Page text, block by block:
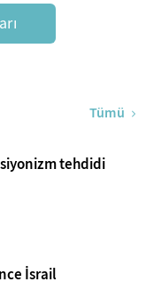
Tümü
siyonizm tehdidi
İsrail